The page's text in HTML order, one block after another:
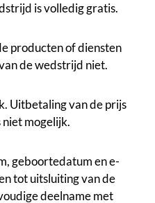
is volledig gratis.
producten of diensten
de wedstrijd niet.
Uitbetaling van de prijs
niet mogelijk.
geboortedatum en e-
tot uitsluiting van de
deelname met